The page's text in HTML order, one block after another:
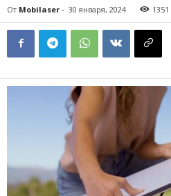
От Mobilaser - 30 января, 2024 1351